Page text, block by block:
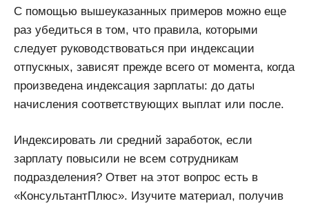
С помощью вышеуказанных примеров можно еще
раз убедиться в том, что правила, которыми
следует руководствоваться при индексации
отпускных, зависят прежде всего от момента, когда
произведена индексация зарплаты: до даты
начисления соответствующих выплат или после.
Индексировать ли средний заработок, если
зарплату повысили не всем сотрудникам
подразделения? Ответ на этот вопрос есть в
«КонсультантПлюс». Изучите материал, получив